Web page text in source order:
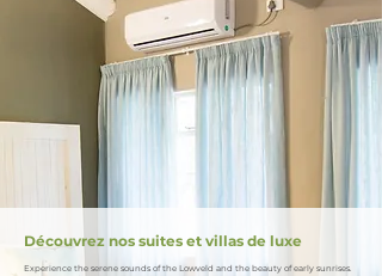
Découvrez nos suites et villas de luxe
Experience the serene sounds of the Lowveld and the beauty of early sunrises.